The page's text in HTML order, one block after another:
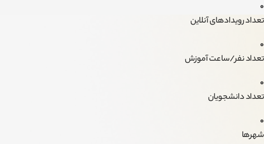
0
تعداد رویدادهای آنلاین
0
تعداد نفر/ساعت آموزش
0
تعداد دانشجویان
0
شهرها